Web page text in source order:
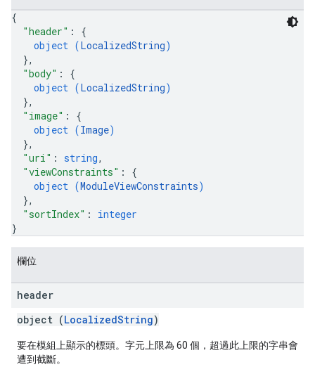
{
"header" : {
object (LocalizedString)
},
"body" : {
object (LocalizedString)
},
"image" : {
object (Image)
},
"uri" : string,
"viewConstraints" : {
object (ModuleViewConstraints)
},
"sortIndex" : integer
}
欄位
header
object (LocalizedString)
要在模組上顯示的標頭。字元上限為 60 個，超過此上限的字串會
遭到截斷。